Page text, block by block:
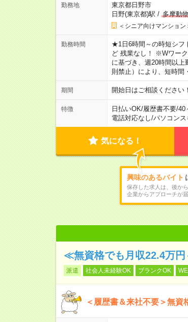
勤務地
東京都日野市
日野(東京都)駅 / 多摩動
＜シニア向けマンション
勤務時間
★1日6時間～の時短シフ
ど 残業なし！ ※Wワー
に基づき、週20時間以
則禁止）により、短時間
期間 開始日はご相談くださ
特徴 日払いOK/履歴書不要/40
電話対応なし/パソコンス
気になる！
興味のあるバイト
保存した求人は、後か
企業からアプローチが
≪無資格でも月収22.4万
派遣 社会人未経験OK ブランクOK
＜履歴書＆来社不要＞無